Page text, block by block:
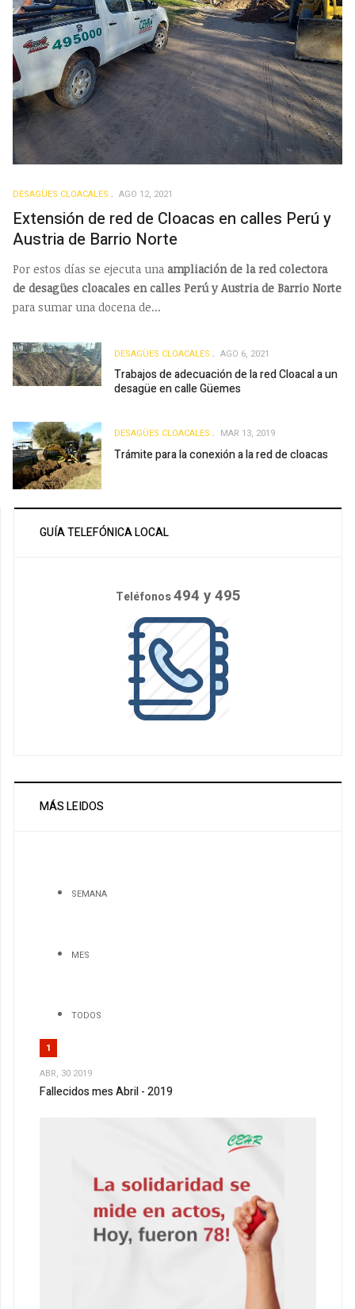
DESAGÜES CLOACALES AGO 12, 2021
Extensión de red de Cloacas en calles Perú y
Austria de Barrio Norte
Por estos días se ejecuta una ampliación de la red colectora
de desagües cloacales en calles Perú y Austria de Barrio Norte
para sumar una docena de...
DESAGÜES CLOACALES AGO 6, 2021
Trabajos de adecuación de la red Cloacal a un
desagüe en calle Güemes
DESAGÜES CLOACALES MAR 13, 2019
Trámite para la conexión a la red de cloacas
GUÍA TELEFÓNICA LOCAL
Teléfonos494 y 495
MÁS LEIDOS
SEMANA
MES
TODOS
1
ABR, 30 2019
Fallecidos mes Abril - 2019